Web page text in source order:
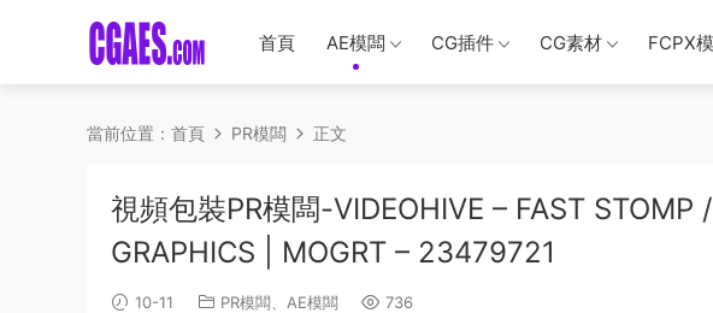
首頁 AE模闆 CG插件 CG素材 FCPX
當前位置： 首頁 PR模闆 正文
視頻包裝PR模闆-VIDEOHIVE – FAST STOMP
GRAPHICS | MOGRT – 23479721
10-11 PR模闆 AE模闆 736